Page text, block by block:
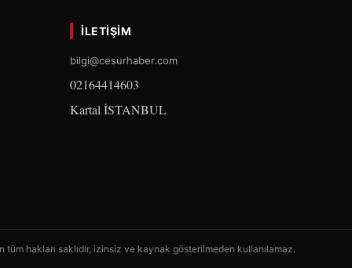
İLETIŞIM
bilgi@cesurhaber.com
02164414603
Kartal İSTANBUL
tüm hakları saklıdır, izinsiz ve kaynak gösterilmeden kullanılamaz.